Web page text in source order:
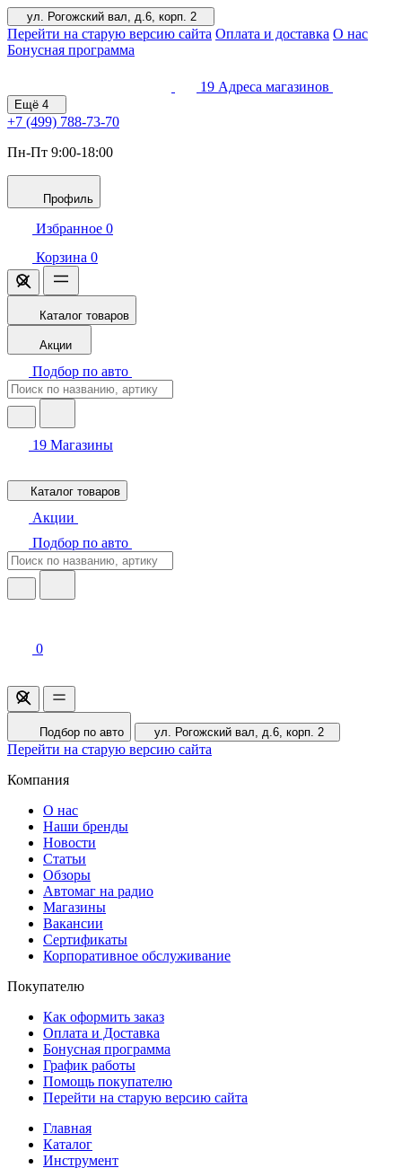
ул. Рогожский вал, д.6, корп. 2
Перейти на старую версию сайта Оплата и доставка О нас
Бонусная программа
19 Адреса магазинов
Ещё 4
+7 (499) 788-73-70
Пн-Пт 9:00-18:00
Профиль
Избранное 0
Корзина 0
Каталог товаров
Акции
Подбор по авто
19 Магазины
Каталог товаров
Акции
Подбор по авто
0
Подбор по авто ул. Рогожский вал, д.6, корп. 2
Перейти на старую версию сайта
Компания
О нас
Наши бренды
Новости
Статьи
Обзоры
Автомаг на радио
Магазины
Вакансии
Сертификаты
Корпоративное обслуживание
Покупателю
Как оформить заказ
Оплата и Доставка
Бонусная программа
График работы
Помощь покупателю
Перейти на старую версию сайта
Главная
Каталог
Инструмент